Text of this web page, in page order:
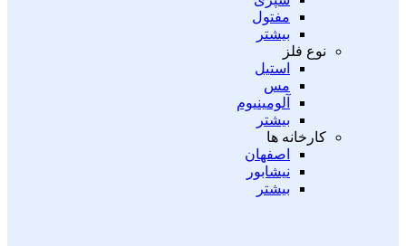
مفتول
بیشتر
نوع فلز
استیل
مس
آلومینیوم
بیشتر
کارخانه ها
اصفهان
نیشابور
بیشتر